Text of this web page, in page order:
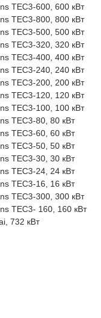
TEC3-600, 600 кВт
TEC3-800, 800 кВт
TEC3-500, 500 кВт
TEC3-320, 320 кВт
TEC3-400, 400 кВт
TEC3-240, 240 кВт
TEC3-200, 200 кВт
TEC3-120, 120 кВт
TEC3-100, 100 кВт
TEC3-80, 80 кВт
TEC3-60, 60 кВт
TEC3-50, 50 кВт
TEC3-30, 30 кВт
TEC3-24, 24 кВт
TEC3-16, 16 кВт
TEC3-300, 300 кВт
TEC3- 160, 160 кВт
732 кВт